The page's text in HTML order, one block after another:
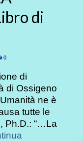
di
0
di
di Ossigeno
ne è
tutte le
Ph.D.: “…La